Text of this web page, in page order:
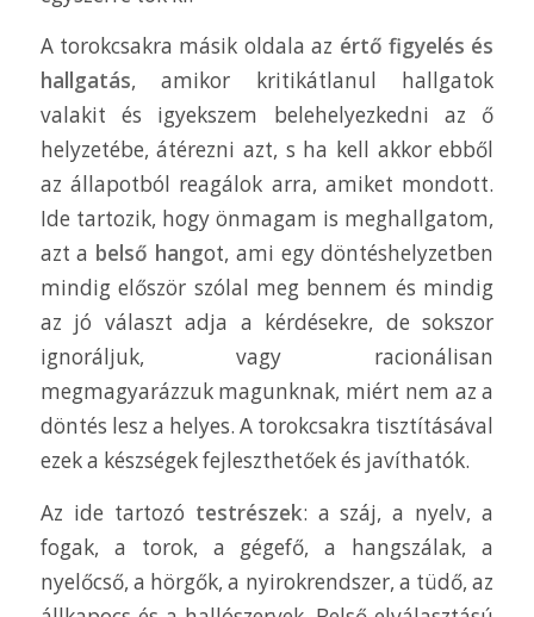
A torokcsakra másik oldala az értő figyelés és
hallgatás, amikor kritikátlanul hallgatok
valakit és igyekszem belehelyezkedni az ő
helyzetébe, átérezni azt, s ha kell akkor ebből
az állapotból reagálok arra, amiket mondott.
Ide tartozik, hogy önmagam is meghallgatom,
azt a belső hangot, ami egy döntéshelyzetben
mindig először szólal meg bennem és mindig
az jó választ adja a kérdésekre, de sokszor
ignoráljuk, vagy racionálisan
megmagyarázzuk magunknak, miért nem az a
döntés lesz a helyes. A torokcsakra tisztításával
ezek a készségek fejleszthetőek és javíthatók.
Az ide tartozó testrészek: a száj, a nyelv, a
fogak, a torok, a gégefő, a hangszálak, a
nyelőcső, a hörgők, a nyirokrendszer, a tüdő, az